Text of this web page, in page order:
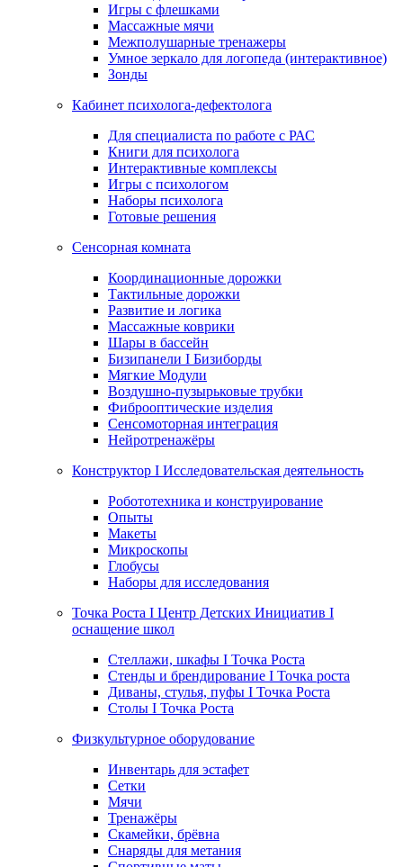
Игры с флешками
Массажные мячи
Межполушарные тренажеры
Умное зеркало для логопеда (интерактивное)
Зонды
Кабинет психолога-дефектолога
Для специалиста по работе с РАС
Книги для психолога
Интерактивные комплексы
Игры с психологом
Наборы психолога
Готовые решения
Сенсорная комната
Координационные дорожки
Тактильные дорожки
Развитие и логика
Массажные коврики
Шары в бассейн
Бизипанели I Бизиборды
Мягкие Модули
Воздушно-пузырьковые трубки
Фиброоптические изделия
Сенсомоторная интеграция
Нейротренажёры
Конструктор I Исследовательская деятельность
Робототехника и конструирование
Опыты
Макеты
Микроскопы
Глобусы
Наборы для исследования
Точка Роста I Центр Детских Инициатив I
оснащение школ
Стеллажи, шкафы I Точка Роста
Стенды и брендирование I Точка роста
Диваны, стулья, пуфы I Точка Роста
Столы I Точка Роста
Физкультурное оборудование
Инвентарь для эстафет
Сетки
Мячи
Тренажёры
Скамейки, брёвна
Снаряды для метания